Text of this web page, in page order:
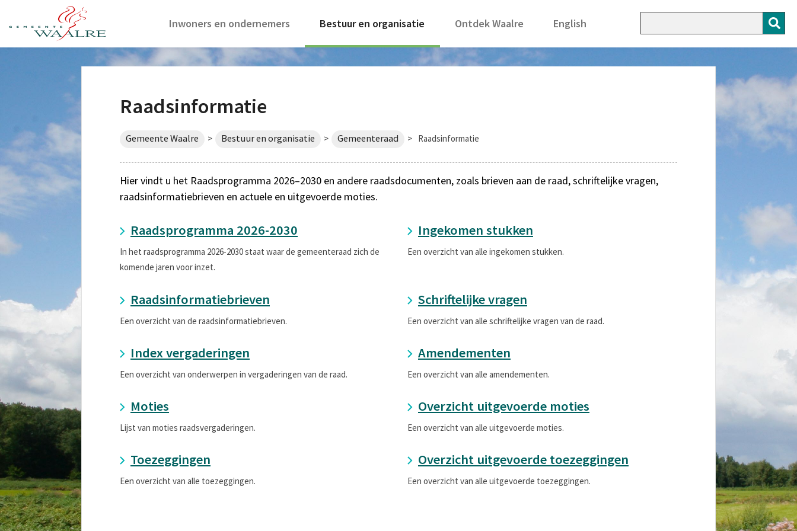
Inwoners en ondernemers Bestuur en organisatie Ontdek Waalre English
Raadsinformatie
Gemeente Waalre > Bestuur en organisatie > Gemeenteraad > Raadsinformatie
Hier vindt u het Raadsprogramma 2026–2030 en andere raadsdocumenten, zoals brieven aan de raad, schriftelijke vragen,
raadsinformatiebrieven en actuele en uitgevoerde moties.
Raadsprogramma 2026-2030
In het raadsprogramma 2026-2030 staat waar de gemeenteraad zich de
komende jaren voor inzet.
Ingekomen stukken
Een overzicht van alle ingekomen stukken.
Raadsinformatiebrieven
Een overzicht van de raadsinformatiebrieven.
Schriftelijke vragen
Een overzicht van alle schriftelijke vragen van de raad.
Index vergaderingen
Een overzicht van onderwerpen in vergaderingen van de raad.
Amendementen
Een overzicht van alle amendementen.
Moties
Lijst van moties raadsvergaderingen.
Overzicht uitgevoerde moties
Een overzicht van alle uitgevoerde moties.
Toezeggingen
Een overzicht van alle toezeggingen.
Overzicht uitgevoerde toezeggingen
Een overzicht van alle uitgevoerde toezeggingen.